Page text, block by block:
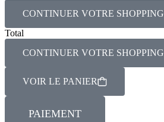
CONTINUER VOTRE SHOPPING
Total
CONTINUER VOTRE SHOPPING
VOIR LE PANIER
PAIEMENT